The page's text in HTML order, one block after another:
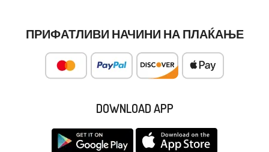
ПРИФАТЛИВИ НАЧИНИ НА ПЛАЌАЊЕ
DOWNLOAD APP